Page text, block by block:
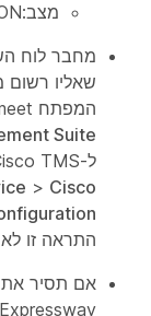
מצב:UN_EXPECTED_EXCEPTION
מחבר לוח
המפתח ‎@meet מוגדרת ל-‎
Suite
ל-Cisco TMS ב-Expressway תחת
> Cisco
התראה זו